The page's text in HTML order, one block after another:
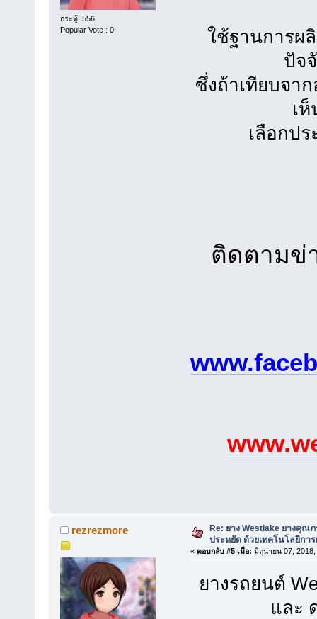
กระทู้: 556
Popular Vote : 0
ใช้ฐานการผ
ปัจ
ซึ่งถ้าเทียบจา
เ
เลือกป
ติดตามข่
rezrezmore
Re: ยาง Westlake ยางคุณ
ประหยัด ด้วยเทคโนโลยีกา
« ตอบกลับ #5 เมื่อ: มิถุนายน 07, 2018,
ยางรถยนต์
และ